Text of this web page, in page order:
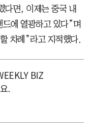
다면, 이제는 중국 내
에 열광하고 있다”며
차례”라고 지적했다.
BIZ
.